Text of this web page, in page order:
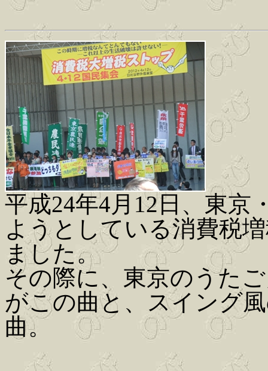
平成24年4月12日、東京
ようとしている消費税
ました。
その際に、東京のうた
がこの曲と、スイング
曲。